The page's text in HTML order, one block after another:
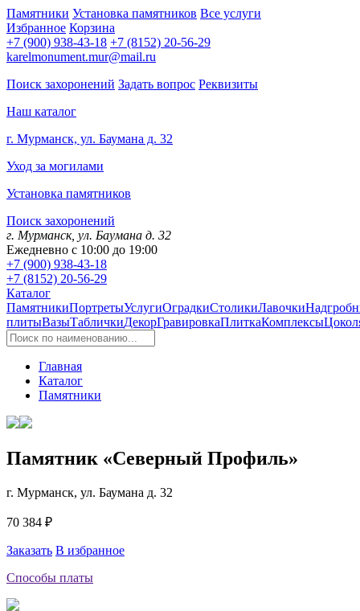
Памятники Установка памятников Все услуги
Избранное Корзина
+7 (900) 938-43-18 +7 (8152) 20-56-29
karelmonument.mur@mail.ru
Поиск захоронений Задать вопрос Реквизиты
Наш каталог
г. Мурманск, ул. Баумана д. 32
Уход за могилами
Установка памятников
Поиск захоронений
г. Мурманск, ул. Баумана д. 32
Ежедневно с 10:00 до 19:00
+7 (900) 938-43-18
+7 (8152) 20-56-29
Каталог
ПамятникиПортретыУслугиОградкиСтоликиЛавочки
плитыВазыТабличкиДекорГравировкаПлиткаКомплексы
Главная
Каталог
Памятники
Памятник «Северный Профиль»
г. Мурманск, ул. Баумана д. 32
70 384 ₽
Заказать В избранное
Способы платы